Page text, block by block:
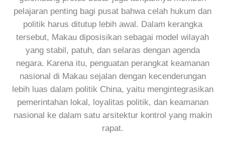
pelajaran penting bagi pusat bahwa celah hukum dan
politik harus ditutup lebih awal. Dalam kerangka
tersebut, Makau diposisikan sebagai model wilayah
yang stabil, patuh, dan selaras dengan agenda
negara. Karena itu, penguatan perangkat keamanan
nasional di Makau sejalan dengan kecenderungan
lebih luas dalam politik China, yaitu mengintegrasikan
pemerintahan lokal, loyalitas politik, dan keamanan
nasional ke dalam satu arsitektur kontrol yang makin
rapat.